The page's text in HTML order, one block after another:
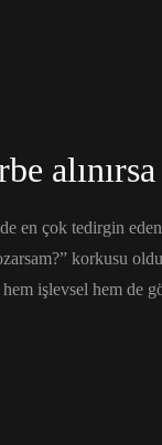
en çok tedirgin
korkusu
işlevsel hem de